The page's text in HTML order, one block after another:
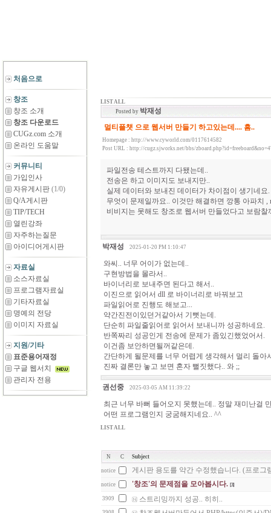
처음으로
창조
창조 소개
창조 다운로드
CUGz.com 소개
온라인 도움말
커뮤니티
가입인사
자유게시판 (1/0)
Q/A게시판
TIP/TECH
열린강좌
자주하는질문
아이디어게시판
자료실
소스자료실
프로그램자료실
기타자료실
명예의 전당
이미지 자료실
지원/기타
표준용어재정
구글 웹서치
관리자 전용
LIST ALL
Posted by 박재성
멀티플챗 으로 웹서버 만들기 하고있는데.... 흠..
Homepage : http://www.cyworld.com/0117614582
Post URL : http://cugz.sjworks.net/bbs/
파일전송 테스트까지 다됐는데..
전송은 하고 이미지도 보내지만..
실제 데이터와 보내진 데이터가 차이점이 생기네요.
무엇이 문제일까요.. 이것만 해결하면 깡통 아파치 ,
비비지는 못해도 창조로 웹서버 만들었다고 보람찰
박재성 2025-01-20 PM 1:10:47
와씨.. 너무 어이가 없는데..
구현방법을 몰라서..
바이너리로 보내주면 된다고 해서..
이진으로 읽어서 dll 로 바이너리로 바꿔보고
파일읽어로 진행도 해보고...
약간진전이있던거같아서 기뻣는데.
단순히 파일줄읽어로 읽어서 보내니까 성공하네요.
반쪽짜리 성공인게 전송에 문제가 좀있긴했었어서.
이건좀 보안하면될꺼같은데.
간단하게 될문제를 너무 어렵게 생각해서 멀리 돌아
진짜 결론만 놓고 보면 혼자 뻘짓했다.. 와 ;;
권선중 2025-03-05 AM 11:39:22
최근 너무 바뻐 들어오지 못했는데.. 정말 재미난걸
어떤 프로그램인지 궁굼해지네요.. ^^
LIST ALL
N C Subject
notice 게시판 용도를 약간 수정했습니다. (프로그
notice '창조'의 문제점을 모아봅시다. [3]
3909 스트리밍까지 성공.. 히히..